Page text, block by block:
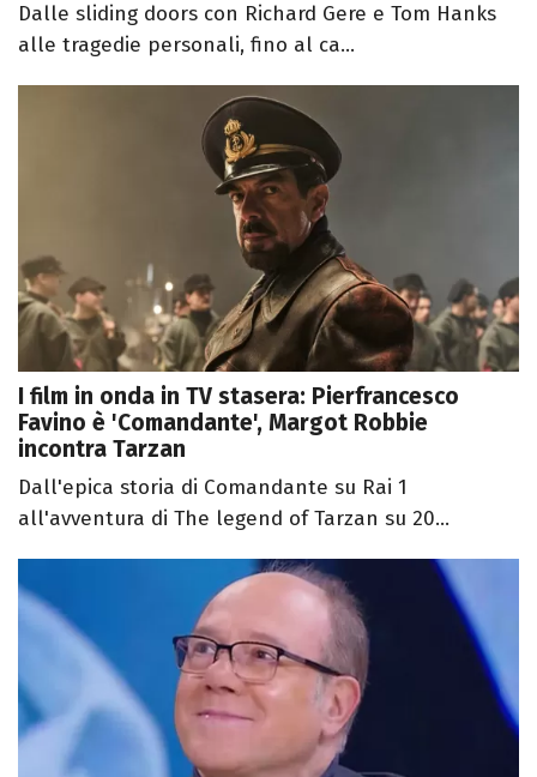
Dalle sliding doors con Richard Gere e Tom Hanks
alle tragedie personali, fino al ca...
I film in onda in TV stasera: Pierfrancesco
Favino è 'Comandante', Margot Robbie
incontra Tarzan
Dall'epica storia di Comandante su Rai 1
all'avventura di The legend of Tarzan su 20...